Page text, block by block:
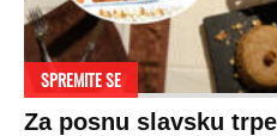
SPREMITE SE
Za posnu slavsku